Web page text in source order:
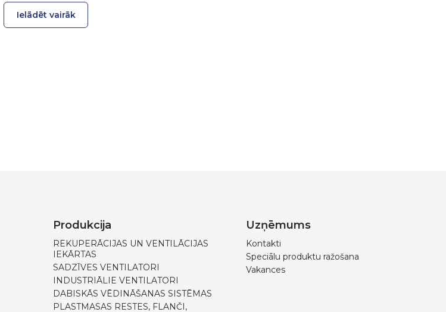
Ielādēt vairāk
Produkcija
REKUPERĀCIJAS UN VENTILĀCIJAS
IEKĀRTAS
SADZĪVES VENTILATORI
INDUSTRIĀLIE VENTILATORI
DABISKĀS VĒDINĀŠANAS SISTĒMAS
PLASTMASAS RESTES, FLANČI,
Uzņēmums
Kontakti
Speciālu produktu ražošana
Vakances